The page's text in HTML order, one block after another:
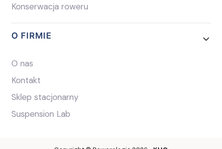
Konserwacja roweru
O FIRMIE
O nas
Kontakt
Sklep stacjonarny
Suspension Lab